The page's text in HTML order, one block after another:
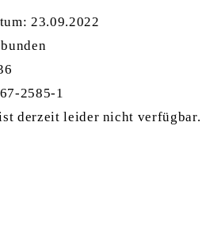
23.09.2022
2585-1
derzeit leider nicht verfügbar.